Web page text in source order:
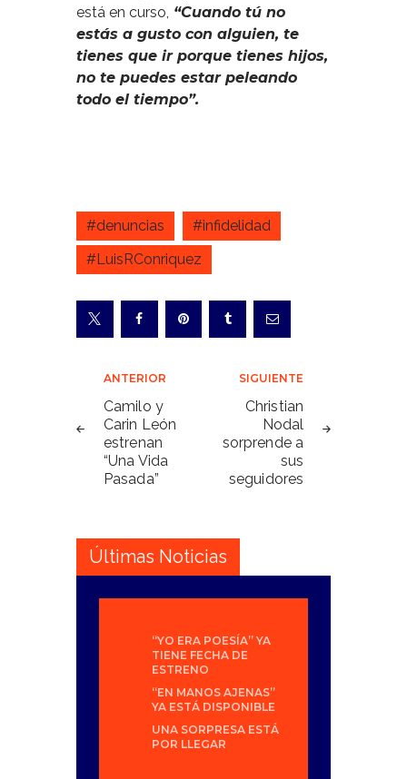
está en curso, “Cuando tú no
estás a gusto con alguien, te
tienes que ir porque tienes hijos,
no te puedes estar peleando
todo el tiempo”.
#denuncias
#infidelidad
#LuisRConriquez
Navegación
de
entradas
ANTERIOR
Camilo y
Carin León
estrenan
“Una Vida
Pasada”
SIGUIENTE
Christian
Nodal
sorprende a
sus
seguidores
Últimas Noticias
“YO ERA POESÍA” YA
TIENE FECHA DE
ESTRENO
“EN MANOS AJENAS”
YA ESTÁ DISPONIBLE
UNA SORPRESA ESTÁ
POR LLEGAR